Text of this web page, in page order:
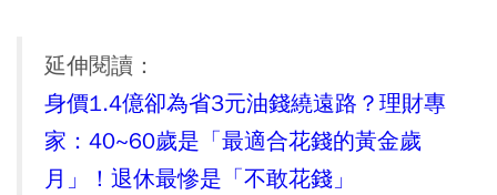
延伸閱讀：
身價1.4億卻為省3元油錢繞遠路？理財專
家：40~60歲是「最適合花錢的黃金歲
月」！退休最慘是「不敢花錢」